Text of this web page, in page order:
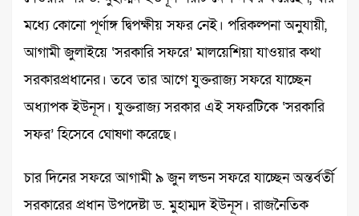
মধ্যে কোনো পূর্ণাঙ্গ দ্বিপক্ষীয় সফর নেই। পরিকল্পনা অনুযায়ী,
আগামী জুলাইয়ে ‘সরকারি সফরে’ মালয়েশিয়া যাওয়ার কথা
সরকারপ্রধানের। তবে তার আগে যুক্তরাজ্য সফরে যাচ্ছেন
অধ্যাপক ইউনূস। যুক্তরাজ্য সরকার এই সফরটিকে ‘সরকারি
সফর’ হিসেবে ঘোষণা করেছে।
চার দিনের সফরে আগামী ৯ জুন লন্ডন সফরে যাচ্ছেন অন্তর্বর্তী
সরকা‌রের প্রধান উপ‌দেষ্টা ড. মুহাম্মদ ইউনূস। রাজনৈতিক